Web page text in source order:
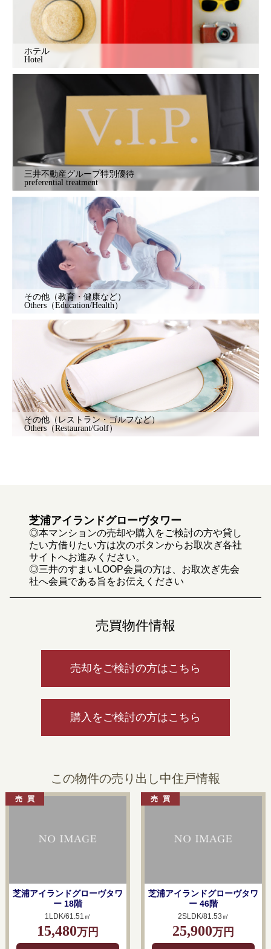
ホテル
Hotel
三井不動産グループ特別優待
preferential treatment
その他（教育・健康など）
Others（Education/Health）
その他（レストラン・ゴルフなど）
Others（Restaurant/Golf）
芝浦アイランドグローヴタワー
◎本マンションの売却や購入をご検討の方や貸し
たい方借りたい方は次のボタンからお取次ぎ各社
サイトへお進みください。
◎三井のすまいLOOP会員の方は、お取次ぎ先会
社へ会員である旨をお伝えください
売買物件情報
売却をご検討の方はこちら
購入をご検討の方はこちら
この物件の売り出し中住戸情報
芝浦アイランドグローヴタワ
ー 18階
1LDK/61.51㎡
15,480万円
芝浦アイランドグローヴタワ
ー 46階
2SLDK/81.53㎡
25,900万円